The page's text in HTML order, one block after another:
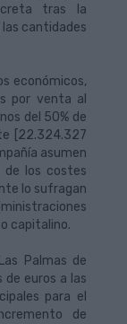
tras la
cantidades
económicos,
por venta al
del 50% de
[22.324.327
asumen
los costes
lo sufragan
capitalino.
Palmas de
de euros a las
para el
de